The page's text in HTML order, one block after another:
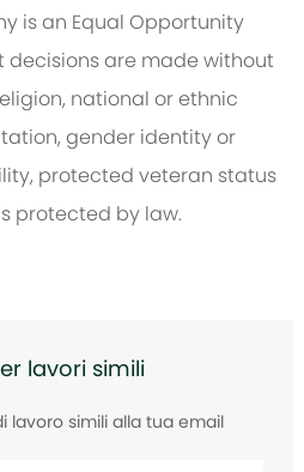
is an Equal Opportunity
decisions are made without
national or ethnic
gender identity or
protected veteran status
protected by law.
lavori simili
lavoro simili alla tua email